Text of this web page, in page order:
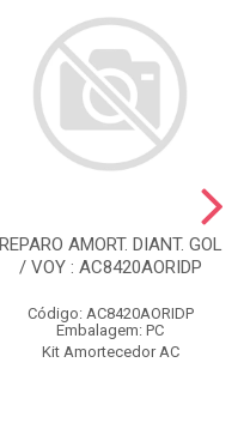
REPARO AMORT. DIANT. GOL
/ VOY : AC8420AORIDP
Código: AC8420AORIDP
Embalagem: PC
Kit Amortecedor AC